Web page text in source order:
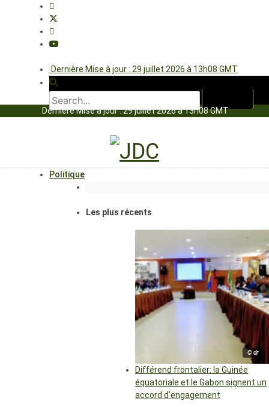
Dernière Mise à jour : 29 juillet 2026 à 13h08 GMT
Dernière Mise à jour : 29 juillet 2026 à 13h08 GMT
Politique
Les plus récents
© dr
Différend frontalier: la Guinée
équatoriale et le Gabon signent un
accord d’engagement